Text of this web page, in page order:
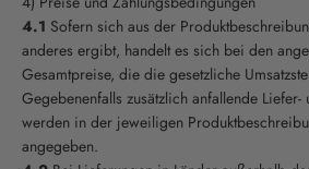
4.1 Sofern sich aus der
anderes ergibt, handelt es sich bei den
Gesamtpreise, die die gesetzliche
Gegebenenfalls zusätzlich anfallende Liefer-
werden in der jeweiligen
angegeben.